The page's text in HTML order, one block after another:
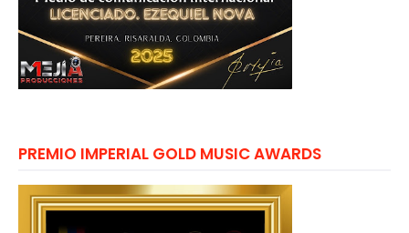
PREMIO IMPERIAL GOLD MUSIC AWARDS